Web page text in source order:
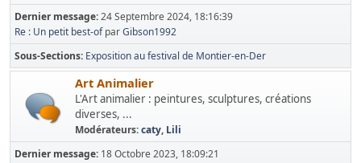
Dernier message:24 Septembre 2024, 18:16:39
Re : Un petit best-ofparGibson1992
Sous-Sections Exposition au festival de Montier-en-Der
Art Animalier
L'Art animalier : peintures, sculptures, créations
diverses, ...
Modérateurs:caty, Lili
Dernier message: 18 Octobre 2023, 18:09:21